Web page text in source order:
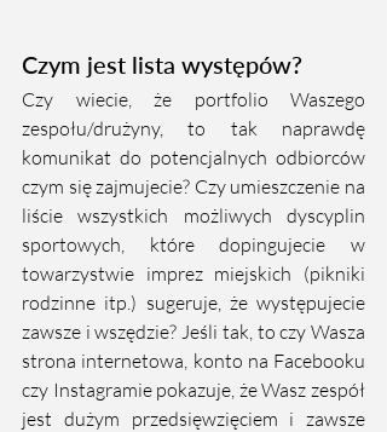
Czym jest lista występów?
Czy wiecie, że portfolio Waszego
zespołu/drużyny, to tak naprawdę
komunikat do potencjalnych odbiorców
czym się zajmujecie? Czy umieszczenie na
liście wszystkich możliwych dyscyplin
sportowych, które dopingujecie w
towarzystwie imprez miejskich (pikniki
rodzinne itp.) sugeruje, że występujecie
zawsze i wszędzie? Jeśli tak, to czy Wasza
strona internetowa, konto na Facebooku
czy Instagramie pokazuje, że Wasz zespół
jest dużym przedsięwzięciem i zawsze